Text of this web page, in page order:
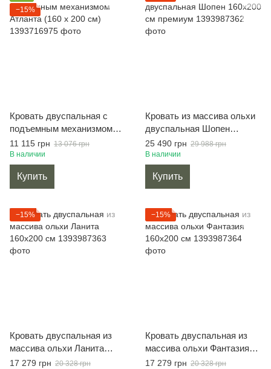
−15%
Кровать двуспальная с
подъемным механизмом
Атланта (160 х 200 см)
11 115 грн 13 076 грн
В наличии
Купить
Кровать из массива ольхи
двуспальная Шопен
160х200 см премиум
25 490 грн 29 988 грн
В наличии
Купить
−15%
Кровать двуспальная из
массива ольхи Ланита
160х200 см
17 279 грн 20 328 грн
−15%
Кровать двуспальная из
массива ольхи Фантазия
160х200 см
17 279 грн 20 328 грн